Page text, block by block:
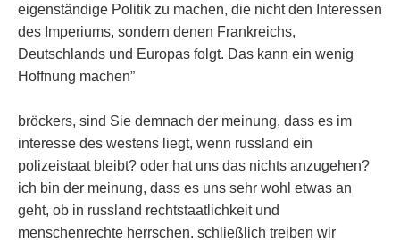
eigenständige Politik zu machen, die nicht den Interessen
des Imperiums, sondern denen Frankreichs,
Deutschlands und Europas folgt. Das kann ein wenig
Hoffnung machen”
bröckers, sind Sie demnach der meinung, dass es im
interesse des westens liegt, wenn russland ein
polizeistaat bleibt? oder hat uns das nichts anzugehen?
ich bin der meinung, dass es uns sehr wohl etwas an
geht, ob in russland rechtstaatlichkeit und
menschenrechte herrschen. schließlich treiben wir